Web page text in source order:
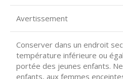
Avertissement
Conserver dans un endroit
température inférieure ou
portée des jeunes enfants.
enfants, aux femmes